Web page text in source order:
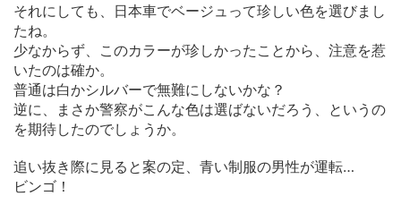
それにしても、日本車でベージュって珍しい色を選びまし
たね。
少なからず、このカラーが珍しかったことから、注意を惹
いたのは確か。
普通は白かシルバーで無難にしないかな？
逆に、まさか警察がこんな色は選ばないだろう、というの
を期待したのでしょうか。
追い抜き際に見ると案の定、青い制服の男性が運転…
ビンゴ！